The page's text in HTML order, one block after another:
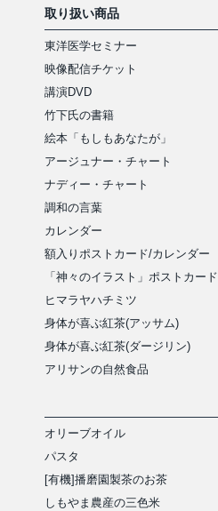
取り扱い商品
東洋医学セミナー
映像配信チケット
講演DVD
竹下氏の書籍
絵本「もしもあなたが」
アージュナー・チャート
ナディー・チャート
調和の言葉
カレンダー
額入りポストカード/カレンダー
「神々のイラスト」ポストカード
ヒマラヤハチミツ
身体が喜ぶ紅茶(アッサム)
身体が喜ぶ紅茶(ダージリン)
アリサンの自然食品
オリーブオイル
パスタ
[有機]播磨園製茶のお茶
しもやま農産の三色米